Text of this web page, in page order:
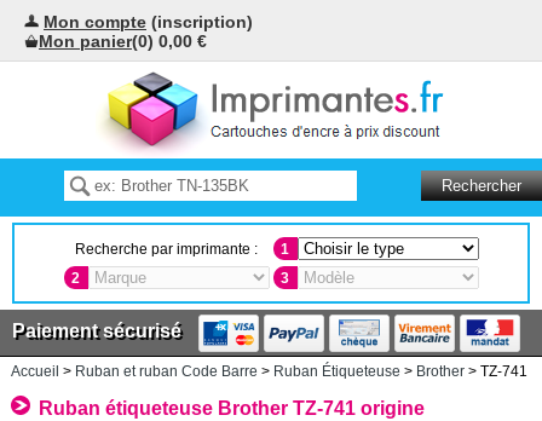
Mon compte (inscription)
Mon panier(0) 0,00 €
Recherche par imprimante :
1
2
3
Paiement sécurisé
Accueil > Ruban et ruban Code Barre > Ruban Étiqueteuse > Brother> TZ-741
Ruban étiqueteuse Brother TZ-741 origine